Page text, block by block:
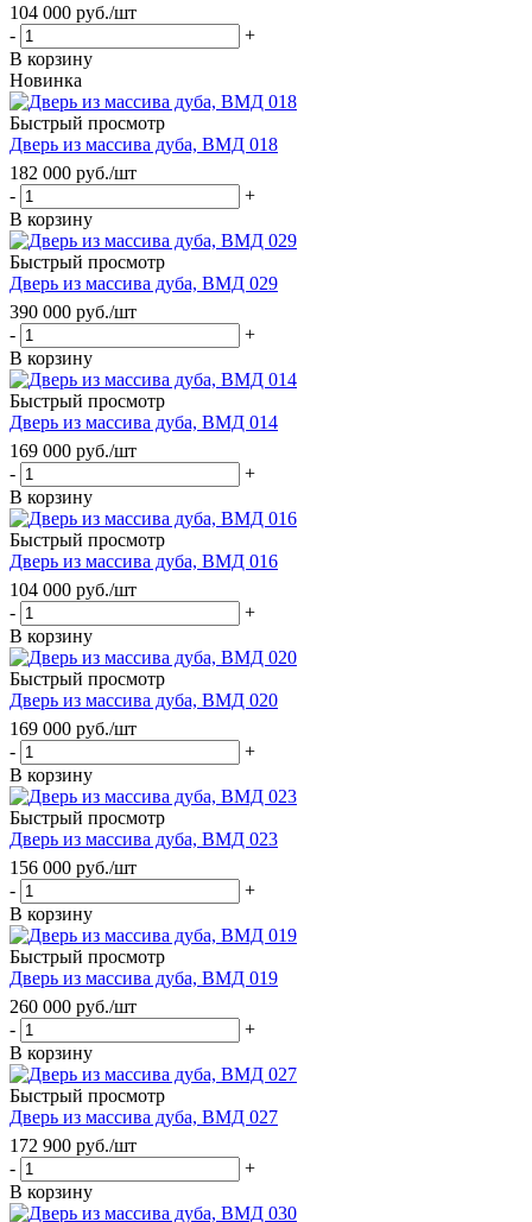
104 000 руб./шт
-
+
В корзину
Новинка
Быстрый просмотр
Дверь из массива дуба, ВМД 018
182 000 руб./шт
-
+
В корзину
Быстрый просмотр
Дверь из массива дуба, ВМД 029
390 000 руб./шт
-
+
В корзину
Быстрый просмотр
Дверь из массива дуба, ВМД 014
169 000 руб./шт
-
+
В корзину
Быстрый просмотр
Дверь из массива дуба, ВМД 016
104 000 руб./шт
-
+
В корзину
Быстрый просмотр
Дверь из массива дуба, ВМД 020
169 000 руб./шт
-
+
В корзину
Быстрый просмотр
Дверь из массива дуба, ВМД 023
156 000 руб./шт
-
+
В корзину
Быстрый просмотр
Дверь из массива дуба, ВМД 019
260 000 руб./шт
-
+
В корзину
Быстрый просмотр
Дверь из массива дуба, ВМД 027
172 900 руб./шт
-
+
В корзину